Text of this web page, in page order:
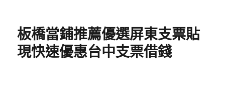
板橋當鋪推薦優選屏東支票貼
現快速優惠台中支票借錢